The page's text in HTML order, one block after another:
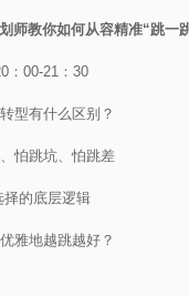
师教你如何从容精准“跳一
：00-21：30
型有什么区别？
怕跳坑、怕跳差
的底层逻辑
雅地越跳越好？